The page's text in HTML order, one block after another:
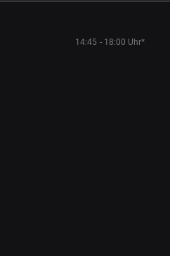
14:45 - 18:00 Uhr*